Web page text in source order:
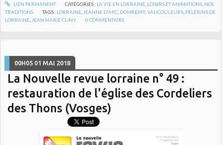
LIEN PERMANENT CATÉGORIES : LA VIE EN LORRAINE, LOISIRS ET ANIMATIONS, NOS
TRADITIONS
TAGS : LORRAINE JEANNE D'ARC DOMREMY,VAUCOULEURS PÈLERINS DE
LORRAINE JEAN MARIE CUNY 0 COMMENTAIRE
00H05 01 MAI 2018
La Nouvelle revue lorraine n° 49 :
restauration de l'église des Cordeliers
des Thons (Vosges)